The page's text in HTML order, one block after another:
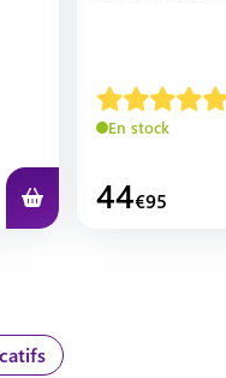
En stock
44€95